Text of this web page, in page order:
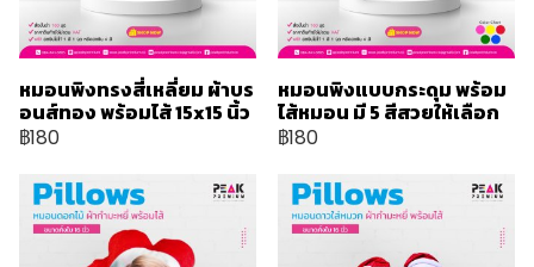
หมอนพิงทรงสี่เหลี่ยม ผ้าบร
อนส์ทอง พร้อมไส้ 15x15 นิ้ว
฿180
หมอนพิงแบบกระดุม พร้อม
ไส้หมอน มี 5 สีสวยให้เลือก
฿180